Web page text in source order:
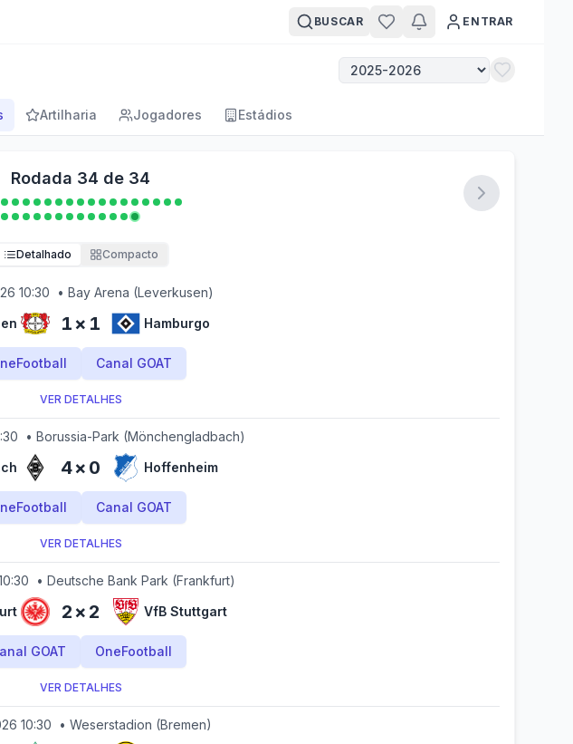
BUSCAR ENTRAR
Artilharia Jogadores Estádios
Rodada 34 de 34
Detalhado Compacto
10:30 • Bay Arena (Leverkusen)
1× 1 Hamburgo
Canal GOAT
VER DETALHES
• Borussia-Park (Mönchengladbach)
4× 0 Hoffenheim
Canal GOAT
VER DETALHES
• Deutsche Bank Park (Frankfurt)
2× 2 VfB Stuttgart
GOAT OneFootball
VER DETALHES
10:30 • Weserstadion (Bremen)